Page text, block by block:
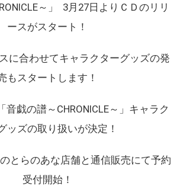
～」 3月27日よりＣＤのリリ
ースがスタート！
に合わせてキャラクターグッズの発
もスタートします！
音戯の譜～CHRONICLE～」キャラク
ッズの取り扱いが決定！
とらのあな店舗と通信販売にて予約
受付開始！